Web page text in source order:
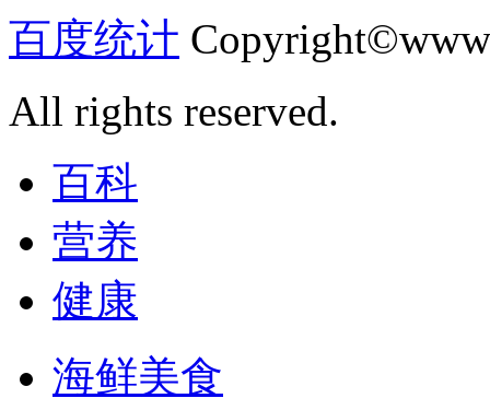
百度统计
All rights reserved.
百科
营养
健康
海鲜美食